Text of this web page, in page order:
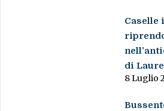
Caselle
di
8 Luglio